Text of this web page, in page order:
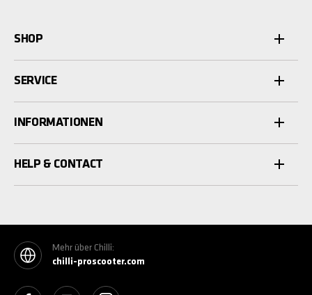
SHOP
SERVICE
INFORMATIONEN
HELP & CONTACT
Mehr über Chilli:
chilli-proscooter.com
See our FacebookSee our YouTube channel
See our Instagram